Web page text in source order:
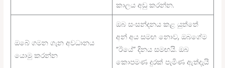
කාලය අඩු කරන්න.
ඔබේ ගමන ගැන අවධානය
යොමු කරන්න
ඔබ සංසන්දනය කළ යුත්තේ
අන් අය සමඟ නොව, ඔබගේම
“ඊයේ” දිනය සමඟයි. ඔබ
කොපමණ දුරක් පැමිණ ඇත්දැයි